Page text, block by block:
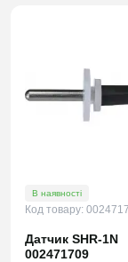
В наявності
Код товару:
Датчик SHR-1N
002471709